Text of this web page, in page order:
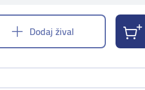
Dodaj žival